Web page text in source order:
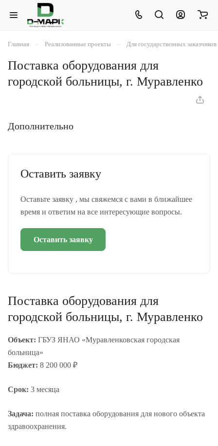
Главная – Реализованные проекты – Для государственных заказчиков
Поставка оборудования для
городской больницы, г. Муравленко
Дополнительно
Оставить заявку
Оставьте заявку , мы свяжемся с вами в ближайшее
время и ответим на все интересующие вопросы.
Оставить заявку
Поставка оборудования для
городской больницы, г. Муравленко
Объект: ГБУЗ ЯНАО «Муравленковская городская
больница»
Бюджет: 8 200 000 ₽
Срок: 3 месяца
Задача: полная поставка оборудования для нового объекта
здравоохранения.